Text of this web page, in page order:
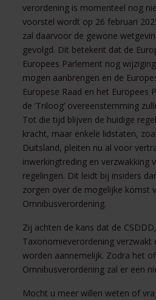
verordening is momenteel nog
voorstel wordt op 26 februari
zal daarvoor de gewone
gevolgd. Dit betekent dat de
Europees Parlement nog
mogen aanbrengen en de
Europese Raad en het Europees
de ‘Triloog’ overeenstemming
Tot die tijd blijven de huidige
kracht, maar enkele lidstaten,
Duitsland, pleiten nu al voor
inwerkingtreding en verzwakking
regelingen. Dit leidt bij insiders
zorgen over de mogelijke komst
Omnibusverordening.
Zij achten de kans dat de
Taxonomieverordening verzwakt
worden aannemelijk. Zodra het
Omnibusverordening zal er een
Mocht u meer willen weten of